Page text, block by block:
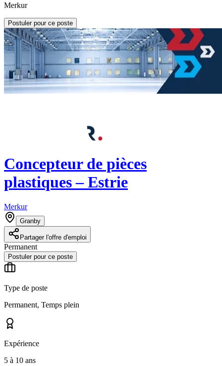
Merkur
Postuler pour ce poste
Concepteur de pièces
plastiques – Estrie
Merkur
Granby
Partager l'offre d'emploi
Permanent
Postuler pour ce poste
Type de poste
Permanent, Temps plein
Expérience
5 à 10 ans